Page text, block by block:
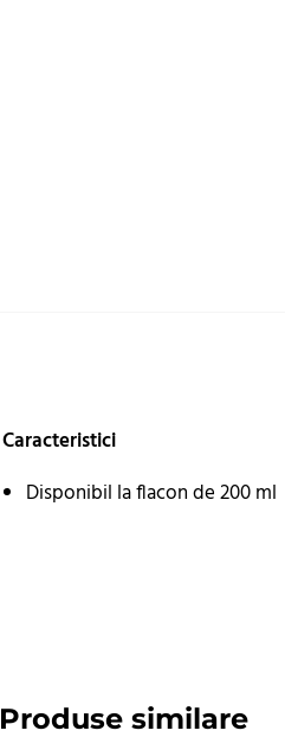
Caracteristici
Disponibil la flacon de 200 ml
Produse similare